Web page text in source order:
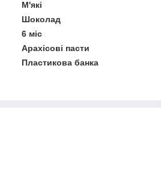
М'які
Шоколад
6 міс
Арахісові пасти
Пластикова банка